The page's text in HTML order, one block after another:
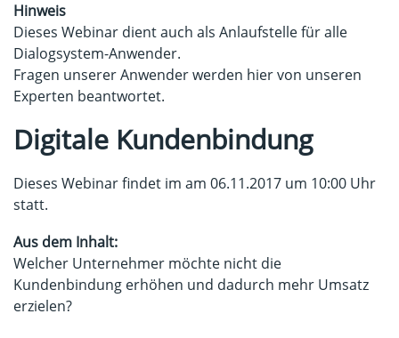
Hinweis
Dieses Webinar dient auch als Anlaufstelle für alle
Dialogsystem-Anwender.
Fragen unserer Anwender werden hier von unseren
Experten beantwortet.
Digitale Kundenbindung
Dieses Webinar findet im am 06.11.2017 um 10:00 Uhr
statt.
Aus dem Inhalt:
Welcher Unternehmer möchte nicht die
Kundenbindung erhöhen und dadurch mehr Umsatz
erzielen?